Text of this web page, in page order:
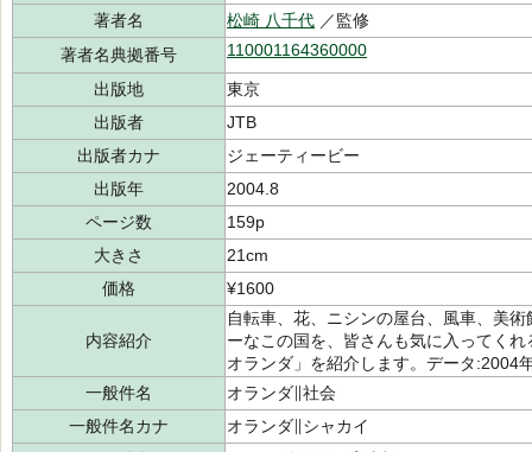
著者名
松崎 八千代 ／監修
著者名典拠番号
110001164360000
出版地
東京
出版者
JTB
出版者カナ
ジェーティービー
出版年
2004.8
ページ数
159p
大きさ
21cm
価格
¥1600
内容紹介
自転車、花、ニシンの屋台、風車、美
ーなこの国を、皆さんも気に入ってく
オランダ」を紹介します。データ:2004
一般件名
オランダ∥社会
一般件名カナ
オランダ∥シャカイ